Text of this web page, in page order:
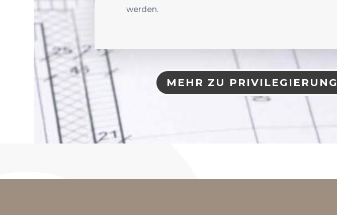
werden.
MEHR ZU PRIVILEGIERUNG